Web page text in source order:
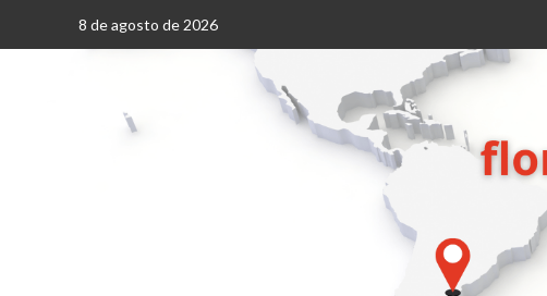
8 de agosto de 2026